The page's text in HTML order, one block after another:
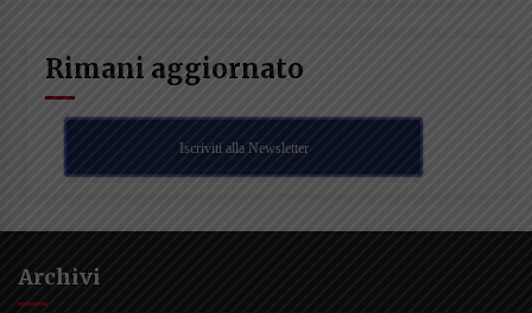
Rimani aggiornato
Iscriviti alla Newsletter
Archivi